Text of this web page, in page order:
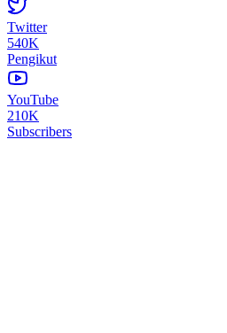
Twitter
540K
Pengikut
YouTube
210K
Subscribers